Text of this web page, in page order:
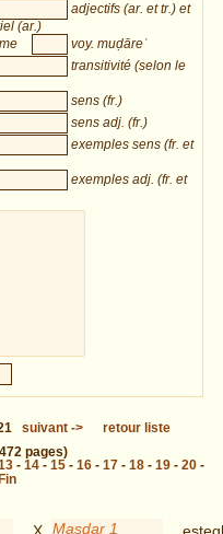
adjectifs (ar. et tr.) et
(ar.)
voy. muḍāreʿ
transitivité (selon le
sens (fr.)
sens adj. (fr.)
exemples sens (fr. et
exemples adj. (fr. et
suivant->
retour liste
pages)
- 14- 15- 16- 17- 18- 19- 20-
Fin
Masdar 1